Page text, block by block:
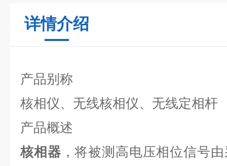
详情介绍
产品别称
核相仪、无线核相仪、无线定相杆
产品概述
核相器 ，将被测高电压相位信号